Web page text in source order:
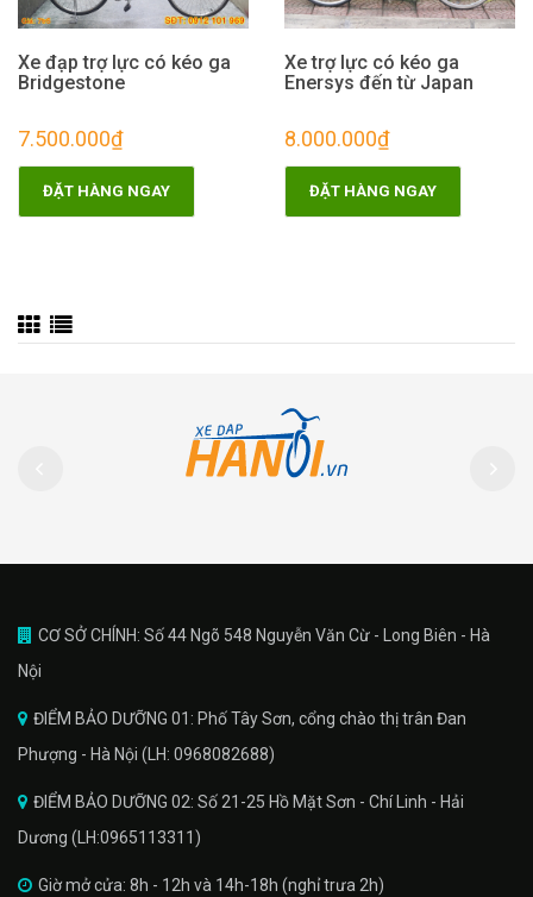
Xe đạp trợ lực có kéo ga
Bridgestone
7.500.000₫
ĐẶT HÀNG NGAY
Xe trợ lực có kéo ga
Enersys đến từ Japan
8.000.000₫
ĐẶT HÀNG NGAY
CƠ SỞ CHÍNH: Số 44 Ngõ 548 Nguyễn Văn Cừ - Long Biên - Hà
Nội
ĐIỂM BẢO DƯỠNG 01: Phố Tây Sơn, cổng chào thị trân Đan
Phượng - Hà Nội (LH: 0968082688)
ĐIỂM BẢO DƯỠNG 02: Số 21-25 Hồ Mặt Sơn - Chí Linh - Hải
Dương (LH:0965113311)
Giờ mở cửa: 8h - 12h và 14h-18h (nghỉ trưa 2h)